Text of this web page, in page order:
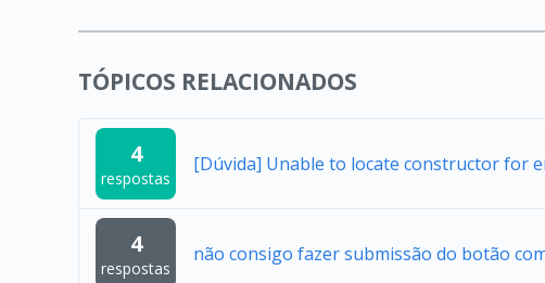
TÓPICOS RELACIONADOS
4
respostas
[Dúvida] Unable to locate constructor for
4
respostas
não consigo fazer submissão do botão